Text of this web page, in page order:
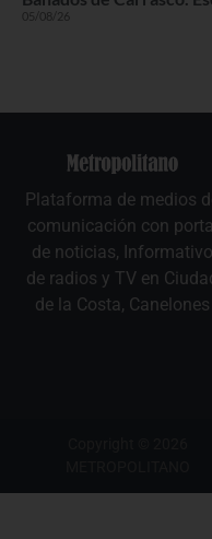
05/08/26
Plataforma de medios
comunicación con
de noticias, Informativo
de radios y TV en
de la Costa, Canelones